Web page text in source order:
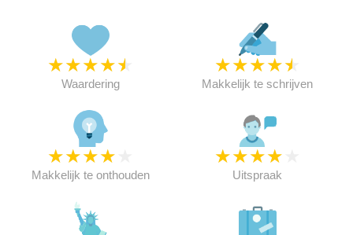
★★★★★
Waardering
★★★★★
Makkelijk te schrijven
★★★★
Makkelijk te onthouden
★★★★
Uitspraak